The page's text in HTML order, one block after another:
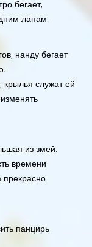
бегает,
лапам.
нанду бегает
крылья служат ей
из змей.
времени
панцирь